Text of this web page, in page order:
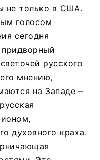
не только в США.
голосом
сегодня
придворный
русского
мнению,
на Западе –
духовного краха.